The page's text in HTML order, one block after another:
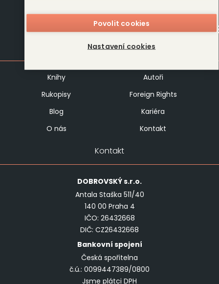
Povolit cookies
Nastavení cookies
Mapa stránek
Knihy
Autoři
Rukopisy
Foreign Rights
Blog
Kariéra
O nás
Kontakt
Kontakt
DOBROVSKÝs.r.o.
Antala Staška 511/40
140 00 Praha 4
IČO: 26432668
DIČ: CZ26432668
Bankovní spojení
Česká spořitelna
č.ú.: 0099447389/0800
Jsme plátci DPH